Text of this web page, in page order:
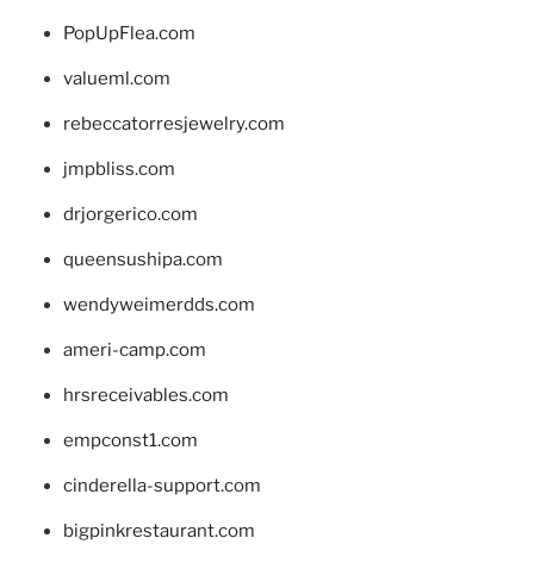
PopUpFlea.com
valueml.com
rebeccatorresjewelry.com
jmpbliss.com
drjorgerico.com
queensushipa.com
wendyweimerdds.com
ameri-camp.com
hrsreceivables.com
empconst1.com
cinderella-support.com
bigpinkrestaurant.com